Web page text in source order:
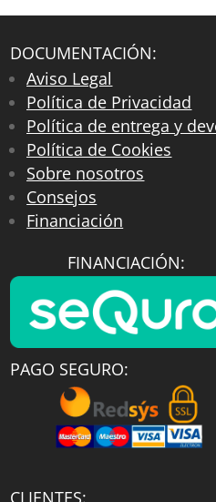
DOCUMENTACIÓN:
Aviso Legal
Política de Privacidad
Política de entrega y
Política de Cookies
Sobre nosotros
Consejos
Financiación
FINANCIACIÓN:
PAGO SEGURO:
CLIENTES: